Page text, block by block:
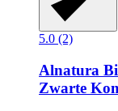
5.0 (2)
Alnatura
Zwarte